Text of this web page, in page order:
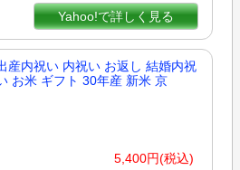
Yahoo!で詳しく見る
産内祝い 内祝い お返し 結婚内祝
お米 ギフト 30年産 新米 京
5,400円(税込)